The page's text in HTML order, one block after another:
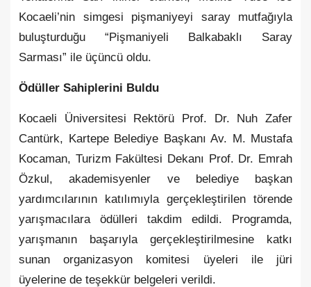
Kocaeli’nin simgesi pişmaniyeyi saray mutfağıyla
buluşturduğu “Pişmaniyeli Balkabaklı Saray
Sarması” ile üçüncü oldu.
Ödüller Sahiplerini Buldu
Kocaeli Üniversitesi Rektörü Prof. Dr. Nuh Zafer
Cantürk, Kartepe Belediye Başkanı Av. M. Mustafa
Kocaman, Turizm Fakültesi Dekanı Prof. Dr. Emrah
Özkul, akademisyenler ve belediye başkan
yardımcılarının katılımıyla gerçekleştirilen törende
yarışmacılara ödülleri takdim edildi. Programda,
yarışmanın başarıyla gerçekleştirilmesine katkı
sunan organizasyon komitesi üyeleri ile jüri
üyelerine de teşekkür belgeleri verildi.